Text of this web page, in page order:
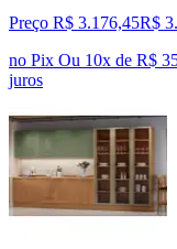
Preço R$ 3.176,45R$
no Pix Ou 10x de R$
juros